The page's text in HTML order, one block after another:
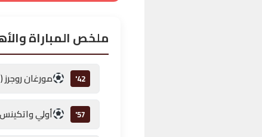
ملخص المباراة
42' مورغان
57' أولي